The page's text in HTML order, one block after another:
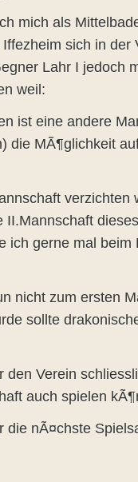
mich als
sich in der
Lahr I jedoch
weil:
ist eine andere
die MÃ¶glichkeit
verzichten
II.Mannschaft
ich gerne mal beim
nicht zum ersten
sollte
Verein
auch spielen
die nÃ¤chste